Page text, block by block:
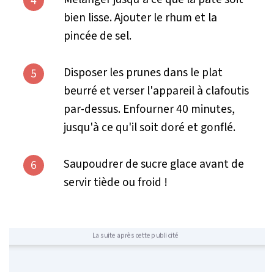
bien lisse. Ajouter le rhum et la
pincée de sel.
5
Disposer les prunes dans le plat
beurré et verser l'appareil à clafoutis
par-dessus. Enfourner 40 minutes,
jusqu'à ce qu'il soit doré et gonflé.
6
Saupoudrer de sucre glace avant de
servir tiède ou froid !
La suite après cette publicité